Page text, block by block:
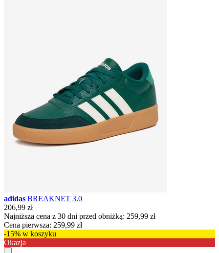
adidas BREAKNET 3.0
206,99 zł
Najniższa cena z 30 dni przed obniżką: 259,99 zł
Cena pierwsza: 259,99 zł
-15% w koszyku
Okazja